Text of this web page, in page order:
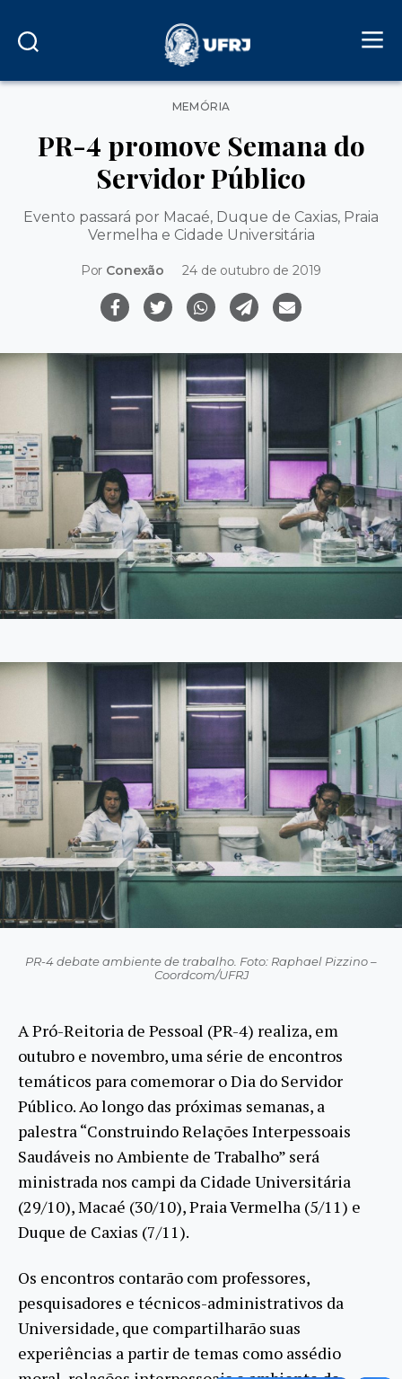
Categorias
MEMÓRIA
PR-4 promove Semana do
Servidor Público
Evento passará por Macaé, Duque de Caxias, Praia
Vermelha e Cidade Universitária
Por Conexão 24 de outubro de 2019
PR-4 debate ambiente de trabalho. Foto: Raphael Pizzino –
Coordcom/UFRJ
A Pró-Reitoria de Pessoal (PR-4) realiza, em
outubro e novembro, uma série de encontros
temáticos para comemorar o Dia do Servidor
Público. Ao longo das próximas semanas, a
palestra “Construindo Relações Interpessoais
Saudáveis no Ambiente de Trabalho” será
ministrada nos campi da Cidade Universitária
(29/10), Macaé (30/10), Praia Vermelha (5/11) e
Duque de Caxias (7/11).
Os encontros contarão com professores,
pesquisadores e técnicos-administrativos da
Universidade, que compartilharão suas
experiências a partir de temas como assédio